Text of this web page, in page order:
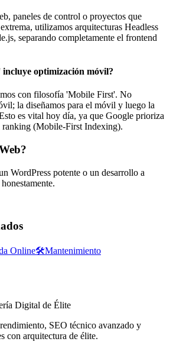
paneles de control o proyectos que
utilizamos arquitecturas Headless
separando completamente el frontend
optimización móvil?
con filosofía 'Mobile First'. No
la diseñamos para el móvil y luego la
es vital hoy día, ya que Google prioriza
(Mobile-First Indexing).
WordPress potente o un desarrollo a
Online🛠️Mantenimiento
Digital de Élite
SEO técnico avanzado y
con arquitectura de élite.